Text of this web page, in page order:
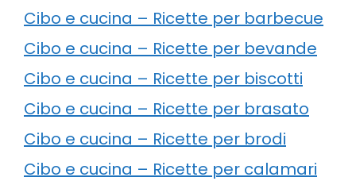
Cibo e cucina – Ricette per barbecue
Cibo e cucina – Ricette per bevande
Cibo e cucina – Ricette per biscotti
Cibo e cucina – Ricette per brasato
Cibo e cucina – Ricette per brodi
Cibo e cucina – Ricette per calamari